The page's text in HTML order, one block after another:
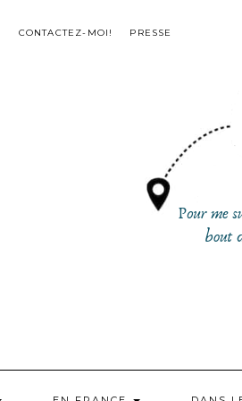
CONTACTEZ-MOI! PRESSE